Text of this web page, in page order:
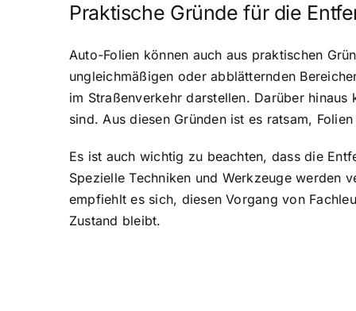
Praktische Gründe für die
Auto-Folien können auch aus praktischen
ungleichmäßigen oder abblätternden
im Straßenverkehr darstellen. Darüber
sind. Aus diesen Gründen ist es ratsam,
Es ist auch wichtig zu beachten, dass die
Spezielle Techniken und Werkzeuge werden
empfiehlt es sich, diesen Vorgang von
Zustand bleibt.